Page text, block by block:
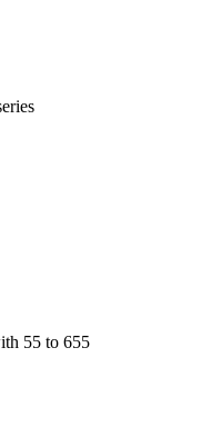
55 to 655